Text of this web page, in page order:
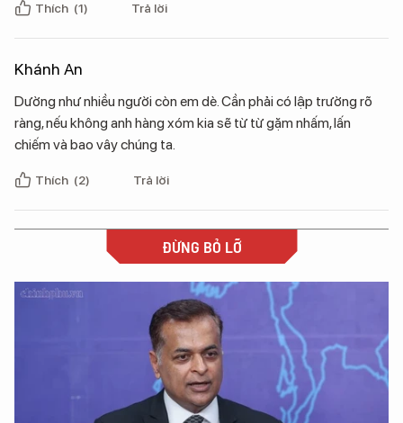
Thích (1) Trả lời
Khánh An
Dường như nhiều người còn em dè. Cần phải có lập trường rõ
ràng, nếu không anh hàng xóm kia sẽ từ từ gặm nhấm, lấn
chiếm và bao vây chúng ta.
Thích (2) Trả lời
ĐỪNG BỎ LỠ